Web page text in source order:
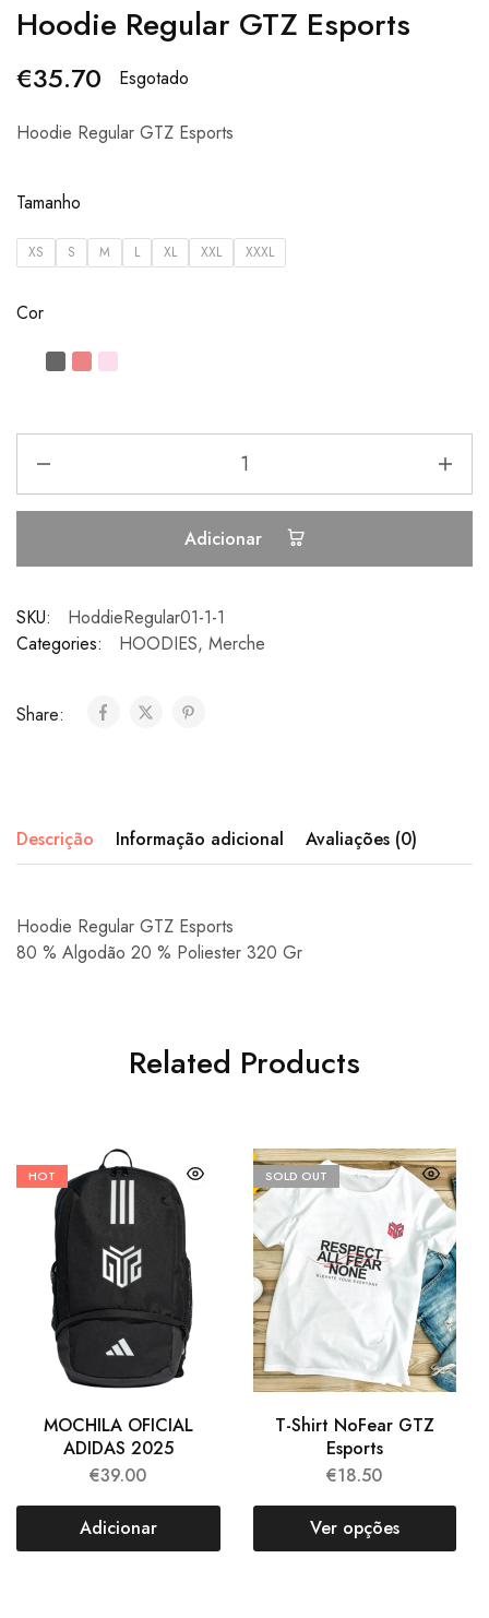
Hoodie Regular GTZ Esports
€35.70 Esgotado
Hoodie Regular GTZ Esports
Tamanho
XS S M L XL XXL XXXL
Cor
Adicionar
SKU:
HoddieRegular01-1-1
Categories:
HOODIES, Merche
Share:
Descrição Informação adicional Avaliações (0)
Hoodie Regular GTZ Esports
80 % Algodão 20 % Poliester 320 Gr
Related Products
HOT
MOCHILA OFICIAL
ADIDAS 2025
€39.00
Adicionar
SOLD OUT
T-Shirt NoFear GTZ
Esports
€18.50
Ver opções